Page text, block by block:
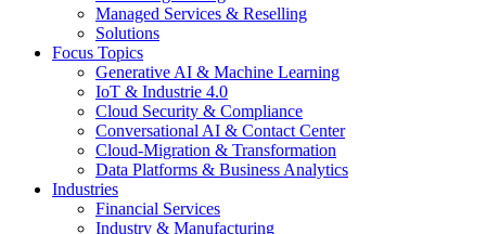
Managed Services & Reselling
Solutions
Focus Topics
Generative AI & Machine Learning
IoT & Industrie 4.0
Cloud Security & Compliance
Conversational AI & Contact Center
Cloud-Migration & Transformation
Data Platforms & Business Analytics
Industries
Financial Services
Industry & Manufacturing